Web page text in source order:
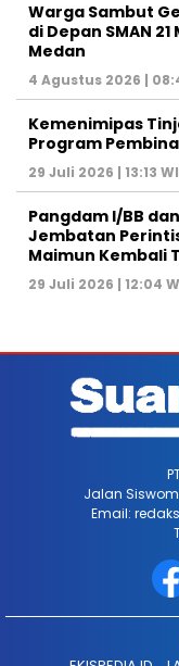
Warga Sambut
di Depan SMAN
Medan
4 Agustus 2026 |
Kemenimipas
Program
29 Juli 2026 | 13:13
Pangdam I/BB
Jembatan
Maimun Kembali
29 Juli 2026 | 12:04
Jalan
Email: